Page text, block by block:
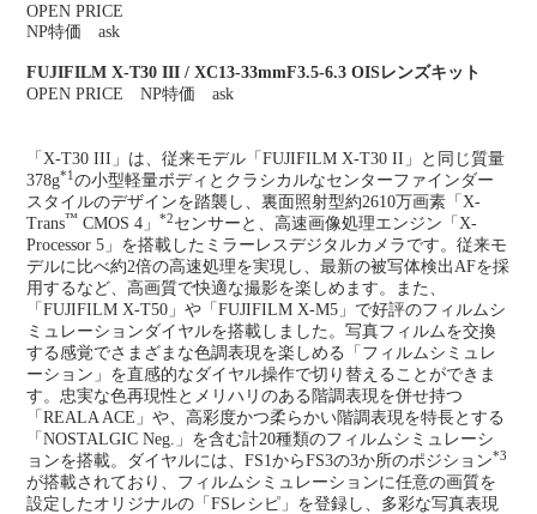
OPEN PRICE
NP特価 ask
FUJIFILM X-T30 III / XC13-33mmF3.5-6.3 OISレンズキット
OPEN PRICE NP特価 ask
「X-T30 III」は、従来モデル「FUJIFILM X-T30 II」と同じ質量
378g*1 の小型軽量ボディとクラシカルなセンターファインダー
スタイルのデザインを踏襲し、裏面照射型約2610万画素「X-
Trans™ CMOS 4」*2センサーと、高速画像処理エンジン「X-
Processor 5」を搭載したミラーレスデジタルカメラです。従来モ
デルに比べ約2倍の高速処理を実現し、最新の被写体検出AFを採
用するなど、高画質で快適な撮影を楽しめます。また、
「FUJIFILM X-T50」や「FUJIFILM X-M5」で好評のフィルムシ
ミュレーションダイヤルを搭載しました。写真フィルムを交換
する感覚でさまざまな色調表現を楽しめる「フィルムシミュレ
ーション」を直感的なダイヤル操作で切り替えることができま
す。忠実な色再現性とメリハリのある階調表現を併せ持つ
「REALA ACE」や、高彩度かつ柔らかい階調表現を特長とする
「NOSTALGIC Neg.」を含む計20種類のフィルムシミュレーシ
ョンを搭載。ダイヤルには、FS1からFS3の3か所のポジション*3
が搭載されており、フィルムシミュレーションに任意の画質を
設定したオリジナルの「FSレシピ」を登録し、多彩な写真表現